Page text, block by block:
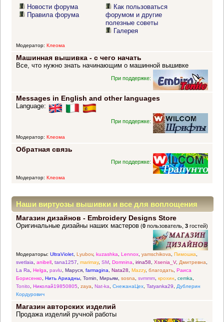
Новости форума
Правила форума
Как пользоваться
форумом и другие
полезные советы
Галерея
Модератор: Клеома
Машинная вышивка - с чего начать
Все, что нужно знать начинающим о машинной вышивке
При поддержке:
Messages in English and other languages
Language:
При поддержке:
Модератор: Клеома
Обратная связь
При поддержке:
Модератор: Клеома
Наши виртуозы вышивки и все для воплощения
прекрасных идей
Магазин дизайнов - Embroidery Designs Store
(0 пользователь,3 гостей)
Оригинальные дизайны наших мастеров
Модераторы: UltraViolet, Lyubov, kuzashka, Lennox, yamschikova, Пимошка,
svetlaia, anibell, tana1257, marimay, SM, Domnina, irina58, Xsenia_V, Дмитревна,
La Ra, Helga, pavlu, Маруся, farmagina, Nata28, Mazzy, благодать, Раиса
Борисенко, Нить Ариадны, Tomin, Мирьям, sosna, svmmm, крохин, cemka,
Tonito, Николай19850805, zaya, Nat-ka, СнежанаЦех, Tatyanka29, Дублерин
Кордурович
Магазин авторских изделий
Продажа изделий ручной работы